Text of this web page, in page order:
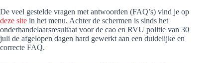
De veel gestelde vragen met antwoorden (FAQ’s) vind je op
deze site in het menu. Achter de schermen is sinds het
onderhandelaarsresultaat voor de cao en RVU politie van 30
juli de afgelopen dagen hard gewerkt aan een duidelijke en
correcte FAQ.